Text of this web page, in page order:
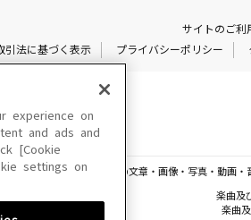
サイトのご利
引法に基づく表示
プライバシーポリシー
イトに掲載されている一切の文章・画像・写真・動画
楽曲及
楽曲
experience on
and ads and
[Cookie
settings on